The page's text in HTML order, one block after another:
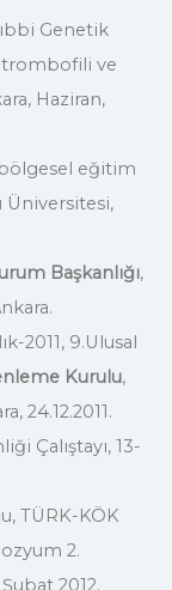
Genetik
trombofili ve
Haziran,
eğitim
Üniversitesi,
Başkanlığı,
2011, 9.Ulusal
Kurulu,
24.12.2011.
Çalıştayı, 13-
TÜRK-KÖK
2.
2012.